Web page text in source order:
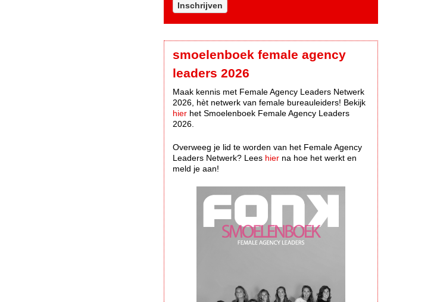
Inschrijven
smoelenboek female agency
leaders 2026
Maak kennis met Female Agency Leaders Netwerk
2026, hèt netwerk van female bureauleiders! Bekijk
hier het Smoelenboek Female Agency Leaders
2026.
Overweeg je lid te worden van het Female Agency
Leaders Netwerk? Lees hier na hoe het werkt en
meld je aan!